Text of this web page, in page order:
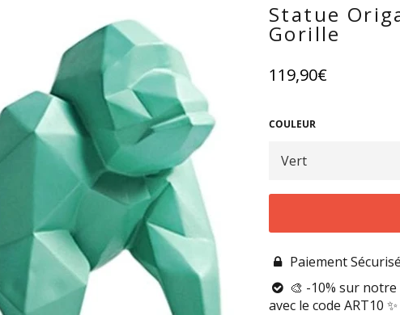
Statue
Gorille
Prix
régulier
119,90€
COULEUR
 Paiement Sécurisé

🎨 -10% sur
avec le code ART10 ✨